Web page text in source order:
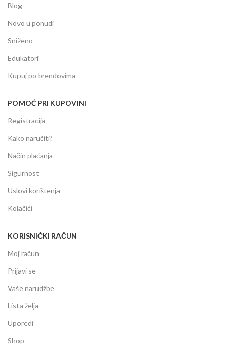
Blog
Novo u ponudi
Sniženo
Edukatori
Kupuj po brendovima
POMOĆ PRI KUPOVINI
Registracija
Kako naručiti?
Način plaćanja
Sigurnost
Uslovi korištenja
Kolačići
KORISNIČKI RAČUN
Moj račun
Prijavi se
Vaše narudžbe
Lista želja
Uporedi
Shop